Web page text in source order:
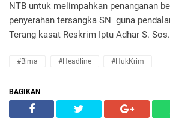
NTB untuk melimpahkan penanganan
penyerahan tersangka SN guna
Terang kasat Reskrim Iptu Adhar S. Sos.
#Bima #Headline #HukKrim
BAGIKAN